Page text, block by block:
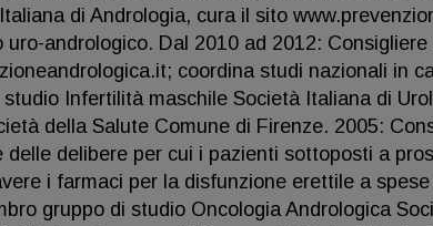
di Andrologia, cura il sito
uro-andrologico. Dal 2010 ad 2012:
coordina studi nazionali in
studio Infertilità maschile Società Italiana di
della Salute Comune di Firenze. 2005:
delle delibere per cui i pazienti sottoposti a
i farmaci per la disfunzione erettile a
gruppo di studio Oncologia Andrologica